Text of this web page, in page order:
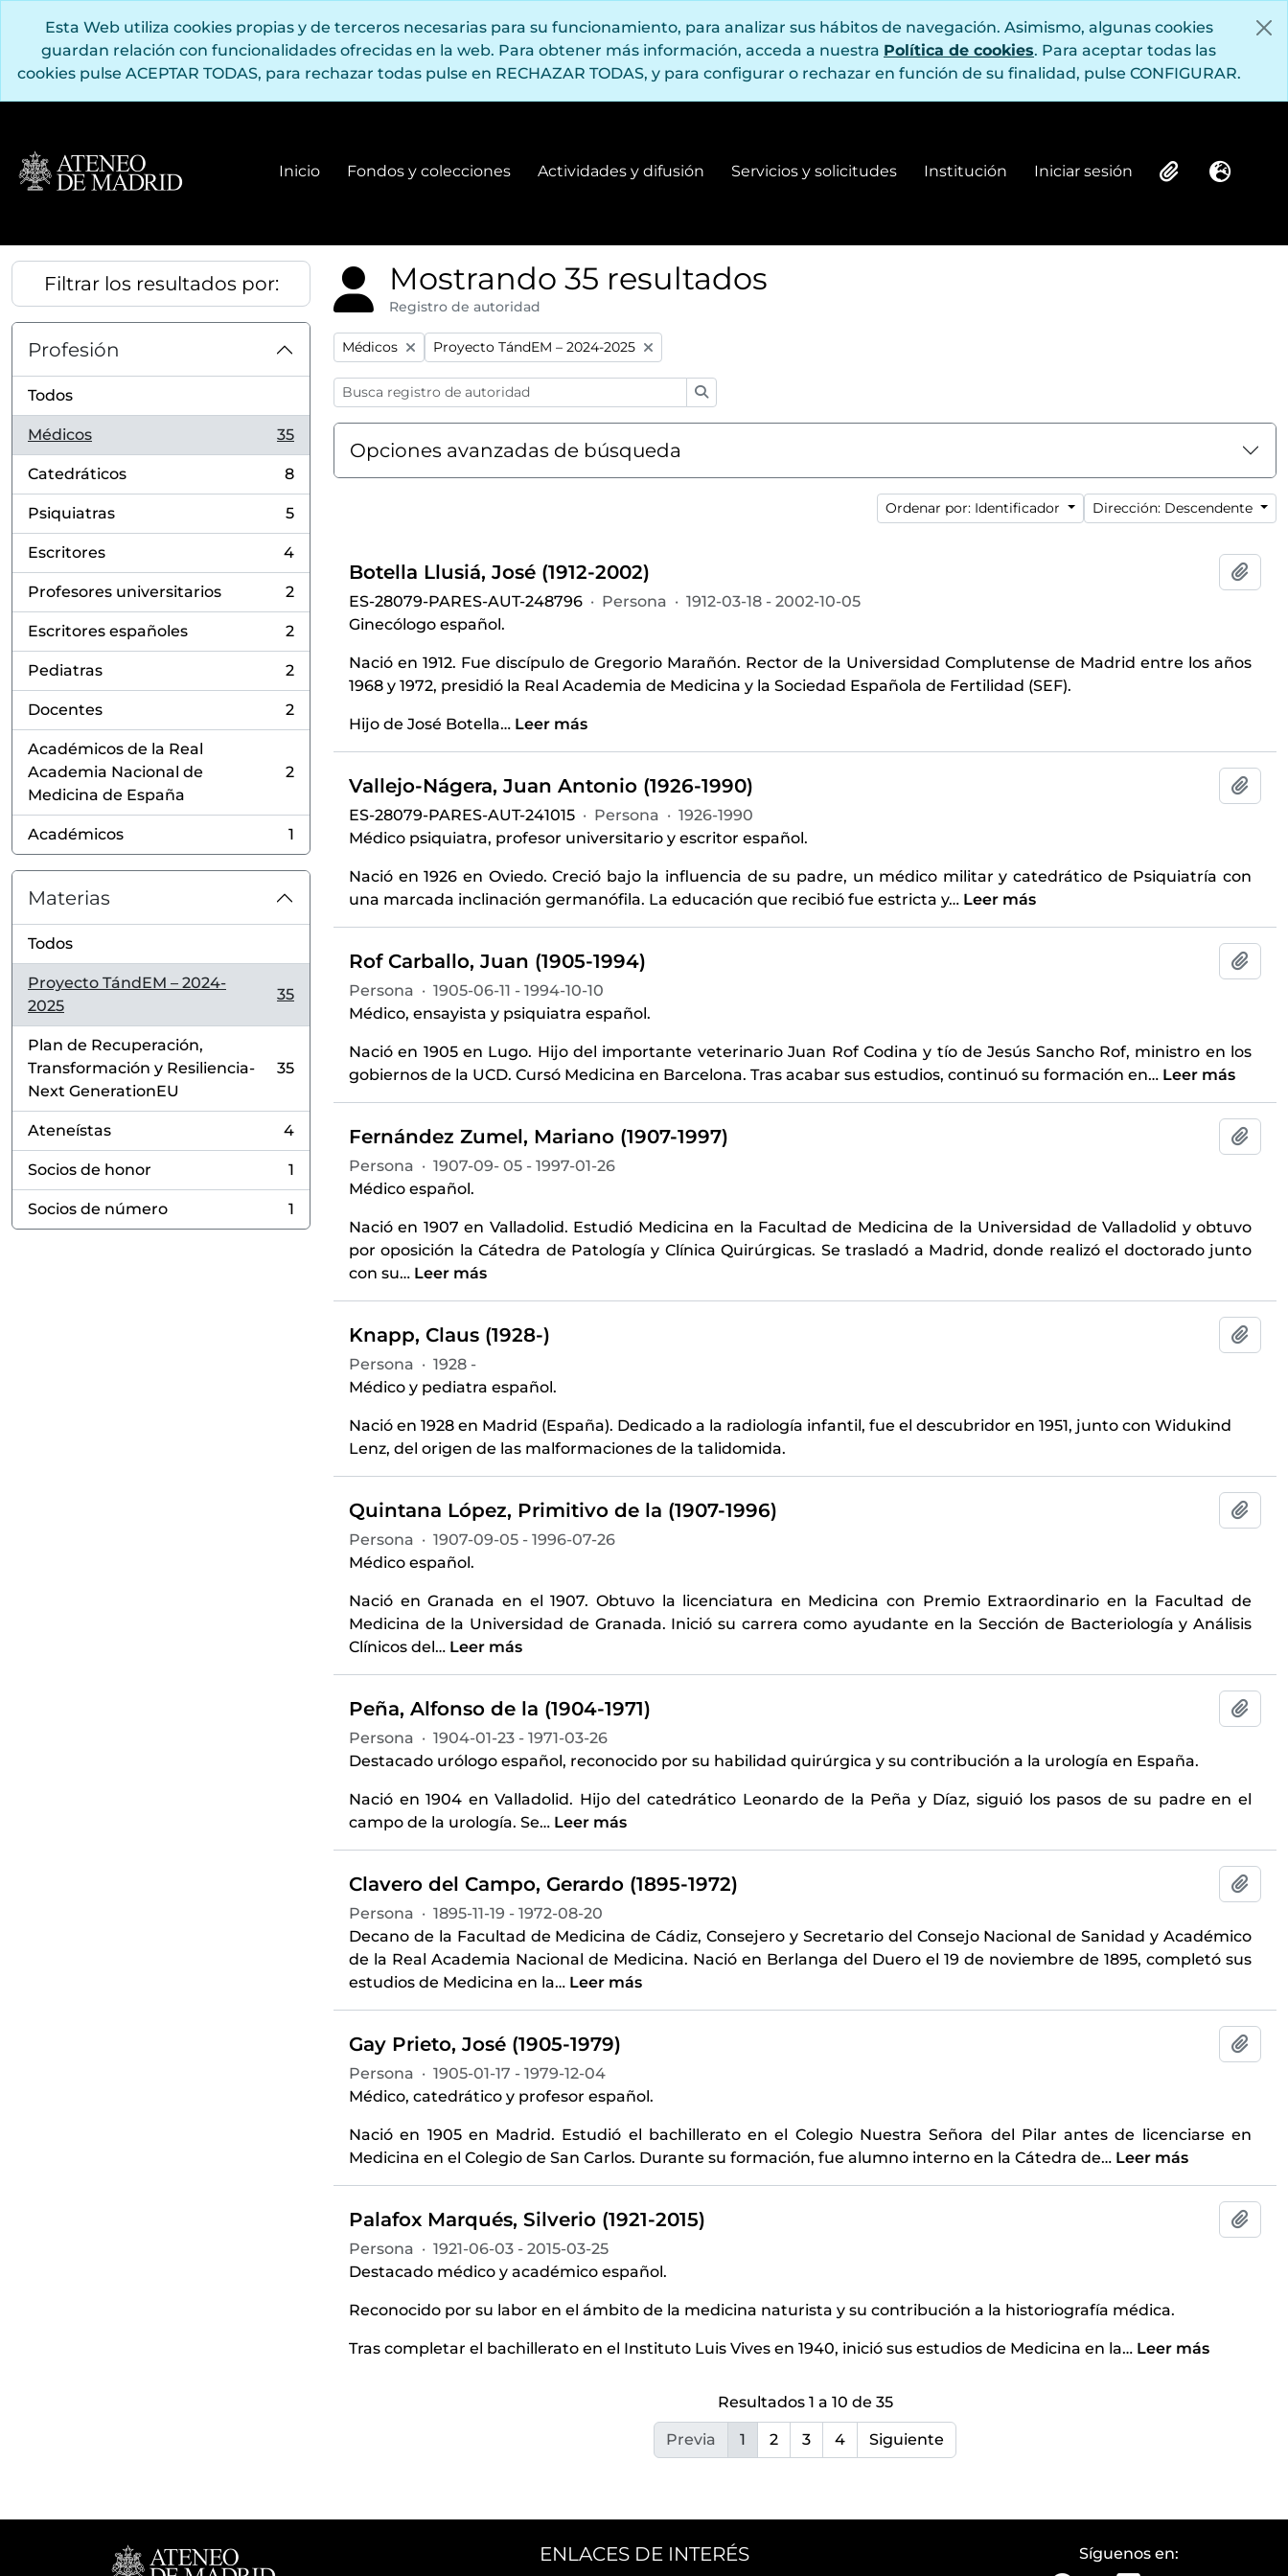
Esta Web utiliza cookies propias y de terceros necesarias para su funcionamiento, para analizar sus hábitos de navegación. Asimismo, algunas cookies
guardan relación con funcionalidades ofrecidas en la web. Para obtener más información, acceda a nuestra Política de cookies. Para aceptar todas las
cookies pulse ACEPTAR TODAS, para rechazar todas pulse en RECHAZAR TODAS, y para configurar o rechazar en función de su finalidad, pulse CONFIGURAR.
Inicio Fondos y colecciones
Fondos y colecciones
Actividades y difusión
Actividades y difusión
Servicios y solicitudes Institución
Institución
Iniciar sesión
Iniciar sesión ClipboardIdioma
Filtrar los resultados por:
Profesión
Todos
Médicos
, 35 resultados
35
Catedráticos
, 8 resultados
8
Psiquiatras
, 5 resultados
5
Escritores
, 4 resultados
4
Profesores universitarios
, 2 resultados
2
Escritores españoles
, 2 resultados
2
Pediatras
, 2 resultados
2
Docentes
, 2 resultados
2
Académicos de la Real
Academia Nacional de
Medicina de España
, 2 resultados
2
Académicos
, 1 resultados
1
Materias
Todos
Proyecto TándEM – 2024-
2025
, 35 resultados
35
Plan de Recuperación,
Transformación y Resiliencia-
Next GenerationEU
, 35 resultados
35
Ateneístas
, 4 resultados
4
Socios de honor
, 1 resultados
1
Socios de número
, 1 resultados
1
Mostrando 35 resultados
Registro de autoridad
Remove filter:
Médicos Remove filter:
Proyecto TándEM – 2024-2025
Opciones avanzadas de búsqueda
Ordenar por: Identificador Dirección: Descendente
Botella Llusiá, José (1912-2002)
ES-28079-PARES-AUT-248796 · Persona · 1912-03-18 - 2002-10-05
Ginecólogo español.
Nació en 1912. Fue discípulo de Gregorio Marañón. Rector de la Universidad Complutense de Madrid entre los años
1968 y 1972, presidió la Real Academia de Medicina y la Sociedad Española de Fertilidad (SEF).
Hijo de José Botella… Leer más
Vallejo-Nágera, Juan Antonio (1926-1990)
ES-28079-PARES-AUT-241015 · Persona · 1926-1990
Médico psiquiatra, profesor universitario y escritor español.
Nació en 1926 en Oviedo. Creció bajo la influencia de su padre, un médico militar y catedrático de Psiquiatría con
una marcada inclinación germanófila. La educación que recibió fue estricta y… Leer más
Rof Carballo, Juan (1905-1994)
Persona · 1905-06-11 - 1994-10-10
Médico, ensayista y psiquiatra español.
Nació en 1905 en Lugo. Hijo del importante veterinario Juan Rof Codina y tío de Jesús Sancho Rof, ministro en los
gobiernos de la UCD. Cursó Medicina en Barcelona. Tras acabar sus estudios, continuó su formación en… Leer más
Fernández Zumel, Mariano (1907-1997)
Persona · 1907-09- 05 - 1997-01-26
Médico español.
Nació en 1907 en Valladolid. Estudió Medicina en la Facultad de Medicina de la Universidad de Valladolid y obtuvo
por oposición la Cátedra de Patología y Clínica Quirúrgicas. Se trasladó a Madrid, donde realizó el doctorado junto
con su… Leer más
Knapp, Claus (1928-)
Persona · 1928 -
Médico y pediatra español.
Nació en 1928 en Madrid (España). Dedicado a la radiología infantil, fue el descubridor en 1951, junto con Widukind
Lenz, del origen de las malformaciones de la talidomida.
Quintana López, Primitivo de la (1907-1996)
Persona · 1907-09-05 - 1996-07-26
Médico español.
Nació en Granada en el 1907. Obtuvo la licenciatura en Medicina con Premio Extraordinario en la Facultad de
Medicina de la Universidad de Granada. Inició su carrera como ayudante en la Sección de Bacteriología y Análisis
Clínicos del… Leer más
Peña, Alfonso de la (1904-1971)
Persona · 1904-01-23 - 1971-03-26
Destacado urólogo español, reconocido por su habilidad quirúrgica y su contribución a la urología en España. ​
Nació en 1904 en Valladolid. Hijo del catedrático Leonardo de la Peña y Díaz, siguió los pasos de su padre en el
campo de la urología. Se… Leer más
Clavero del Campo, Gerardo (1895-1972)
Persona · 1895-11-19 - 1972-08-20
Decano de la Facultad de Medicina de Cádiz, Consejero y Secretario del Consejo Nacional de Sanidad y Académico
de la Real Academia Nacional de Medicina. Nació en Berlanga del Duero el 19 de noviembre de 1895, completó sus
estudios de Medicina en la… Leer más
Gay Prieto, José (1905-1979)
Persona · 1905-01-17 - 1979-12-04
Médico, catedrático y profesor español.
Nació en 1905 en Madrid. Estudió el bachillerato en el Colegio Nuestra Señora del Pilar antes de licenciarse en
Medicina en el Colegio de San Carlos. Durante su formación, fue alumno interno en la Cátedra de… Leer más
Palafox Marqués, Silverio (1921-2015)
Persona · 1921-06-03 - 2015-03-25
Destacado médico y académico español.
Reconocido por su labor en el ámbito de la medicina naturista y su contribución a la historiografía médica.​
Tras completar el bachillerato en el Instituto Luis Vives en 1940, inició sus estudios de Medicina en la… Leer más
Resultados 1 a 10 de 35
Previa 1 2 3 4 Siguiente
ENLACES DE INTERÉS Síguenos en: